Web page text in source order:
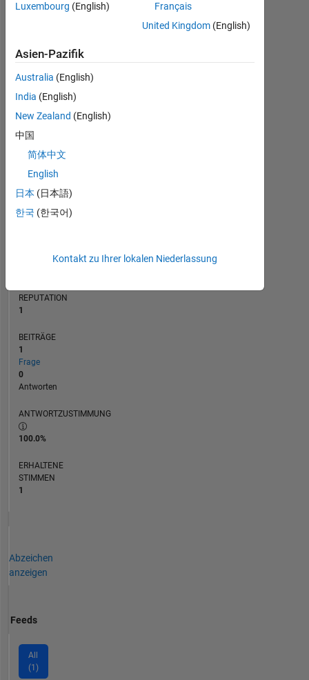
MATLAB Answers
BEITRÄGE L
0
1
REPUTATION
1
BEITRÄGE
1
Frage
0
Antworten
ANTWORTZUSTIMMUNG
100.0%
ERHALTENE
STIMMEN
1
Abzeichen
anzeigen
Feeds
All
(1)
Luxembourg (English)
Français
United Kingdom (English)
Asien-Pazifik
Australia (English)
India (English)
New Zealand (English)
中国
简体中文
English
日本 (日本語)
한국 (한국어)
Kontakt zu Ihrer lokalen Niederlassung